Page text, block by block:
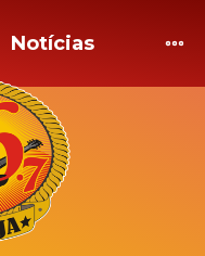
Notícias